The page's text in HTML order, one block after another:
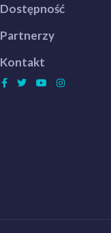
Dostępność
Partnerzy
Kontakt